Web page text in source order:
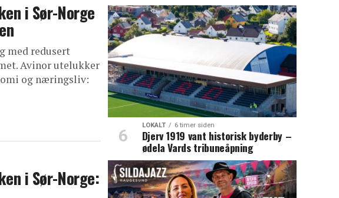
i Sør-Norge
med redusert
Avinor utelukker
og næringsliv:
i Sør-Norge:
LOKALT 6 timer siden
Djerv 1919 vant historisk byderby –
ødela Vards tribuneåpning